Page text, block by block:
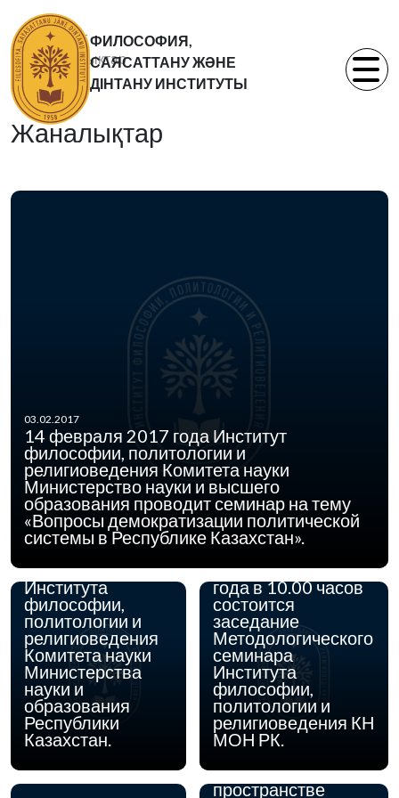
ФИЛОСОФИЯ,
САЯСАТТАНУ ЖӘНЕ
ДІНТАНУ ИНСТИТУТЫ
Басты бет
Жаналықтар
Статьи
Жаналықтар
03.02.2017
14 февраля 2017 года Институт
философии, политологии и
религиоведения Комитета науки
Министерство науки и высшего
образования проводит семинар на тему
«Вопросы демократизации политической
системы в Республике Казахстан».
28.12.2016
28 декабря 2016
года в 11.00
часов состоится
Расширенное
Ученого Совета
Института
философии,
политологии и
религиоведения
Комитета науки
Министерства
науки и
образования
Республики
Казахстан.
14 сентября 2016
года в 10.00 часов
состоится
заседание
Методологического
семинара
Института
философии,
политологии и
религиоведения КН
МОН РК.
06.09.2016
29 сентября – 1
октября 2016 года
в г. Алматы
состоится Второй
Казахстанский
Философский
Конгресс на тему:
Казахстана в
пространстве